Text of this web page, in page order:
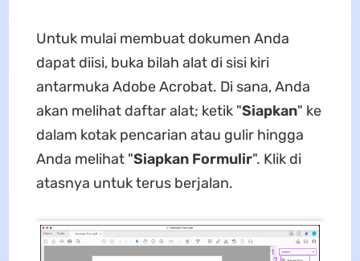
Untuk mulai membuat dokumen Anda
dapat diisi, buka bilah alat di sisi kiri
antarmuka Adobe Acrobat. Di sana, Anda
akan melihat daftar alat; ketik "Siapkan" ke
dalam kotak pencarian atau gulir hingga
Anda melihat "Siapkan Formulir". Klik di
atasnya untuk terus berjalan.